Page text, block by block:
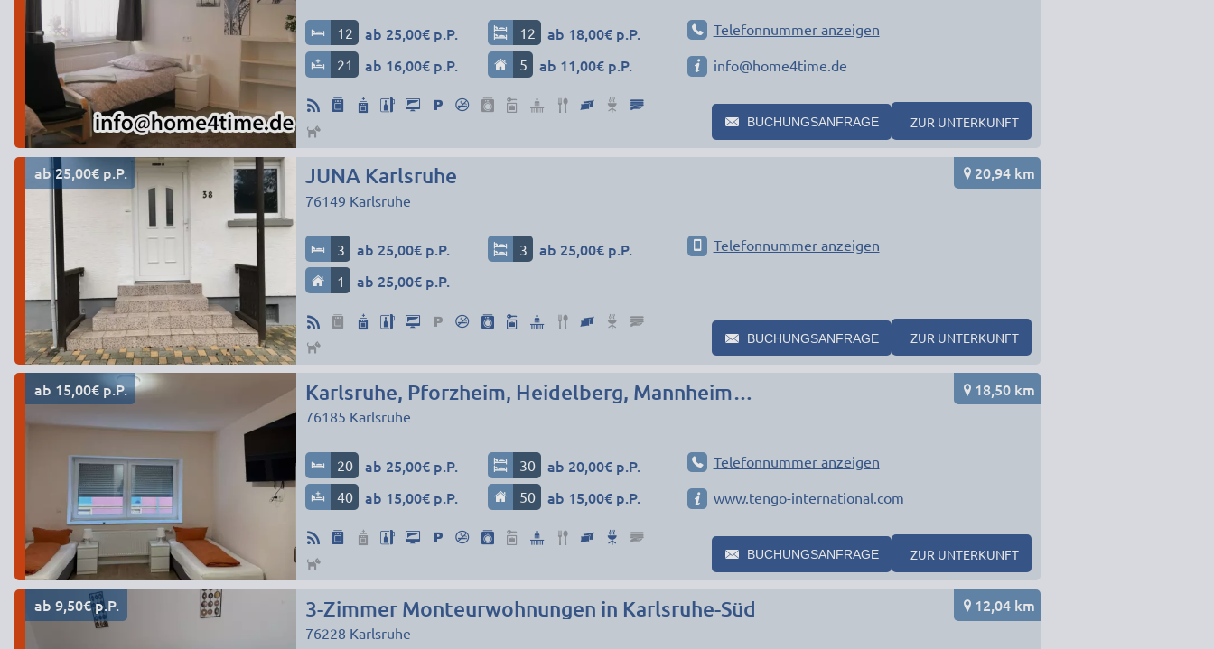
12 ab 25,00€ p.P. 12 ab 18,00€ p.P.
21 ab 16,00€ p.P. 5 ab 11,00€ p.P.
Telefonnummer anzeigen
info@home4time.de
BUCHUNGSANFRAGE ZUR UNTERKUNFT
ab 25,00€ p.P. JUNA Karlsruhe
76149 Karlsruhe
20,94 km
3 ab 25,00€ p.P. 3 ab 25,00€ p.P.
1 ab 25,00€ p.P.
Telefonnummer anzeigen
BUCHUNGSANFRAGE ZUR UNTERKUNFT
ab 15,00€ p.P. Karlsruhe, Pforzheim, Heidelberg, Mannheim…
76185 Karlsruhe
18,50 km
20 ab 25,00€ p.P. 30 ab 20,00€ p.P.
40 ab 15,00€ p.P. 50 ab 15,00€ p.P.
Telefonnummer anzeigen
www.tengo-international.com
BUCHUNGSANFRAGE ZUR UNTERKUNFT
ab 9,50€ p.P. 3-Zimmer Monteurwohnungen in Karlsruhe-Süd
76228 Karlsruhe
12,04 km